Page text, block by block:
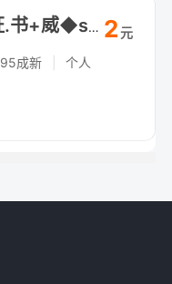
1:1定制 证.书+威◆swty8848◆成./績*單文凴？學*励-认.正
95成新 个人
2元